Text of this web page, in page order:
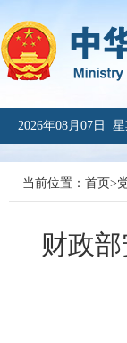
2026年08月07日
当前位置： 首页>
财政